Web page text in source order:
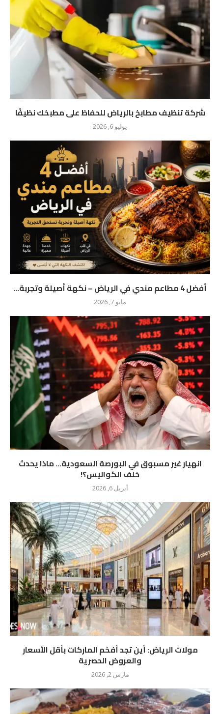
شركة تنظيف مطابخ بالرياض للحفاظ على مطبخك نظيفًا
يوليو 6, 2026
أفضل 4 مطاعم مندي في الرياض – نكهة أصيلة وتجربة...
مايو 7, 2026
انهيار غير مسبوق في البورصة السعودية… ماذا يحدث
خلف الكواليس؟!
أبريل 6, 2026
مولات الرياض: أين تجد أفخم الماركات بأقل الأسعار
والعروض الحصرية
مارس 2, 2026